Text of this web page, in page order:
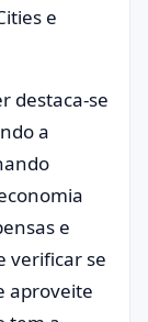
e
destaca-se
a
e
verificar se
aproveite